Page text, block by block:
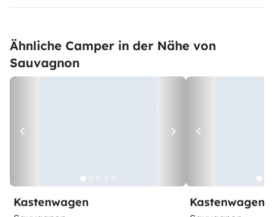
Ähnliche Camper in der Nähe von
Sauvagnon
Kastenwagen Kastenwagen